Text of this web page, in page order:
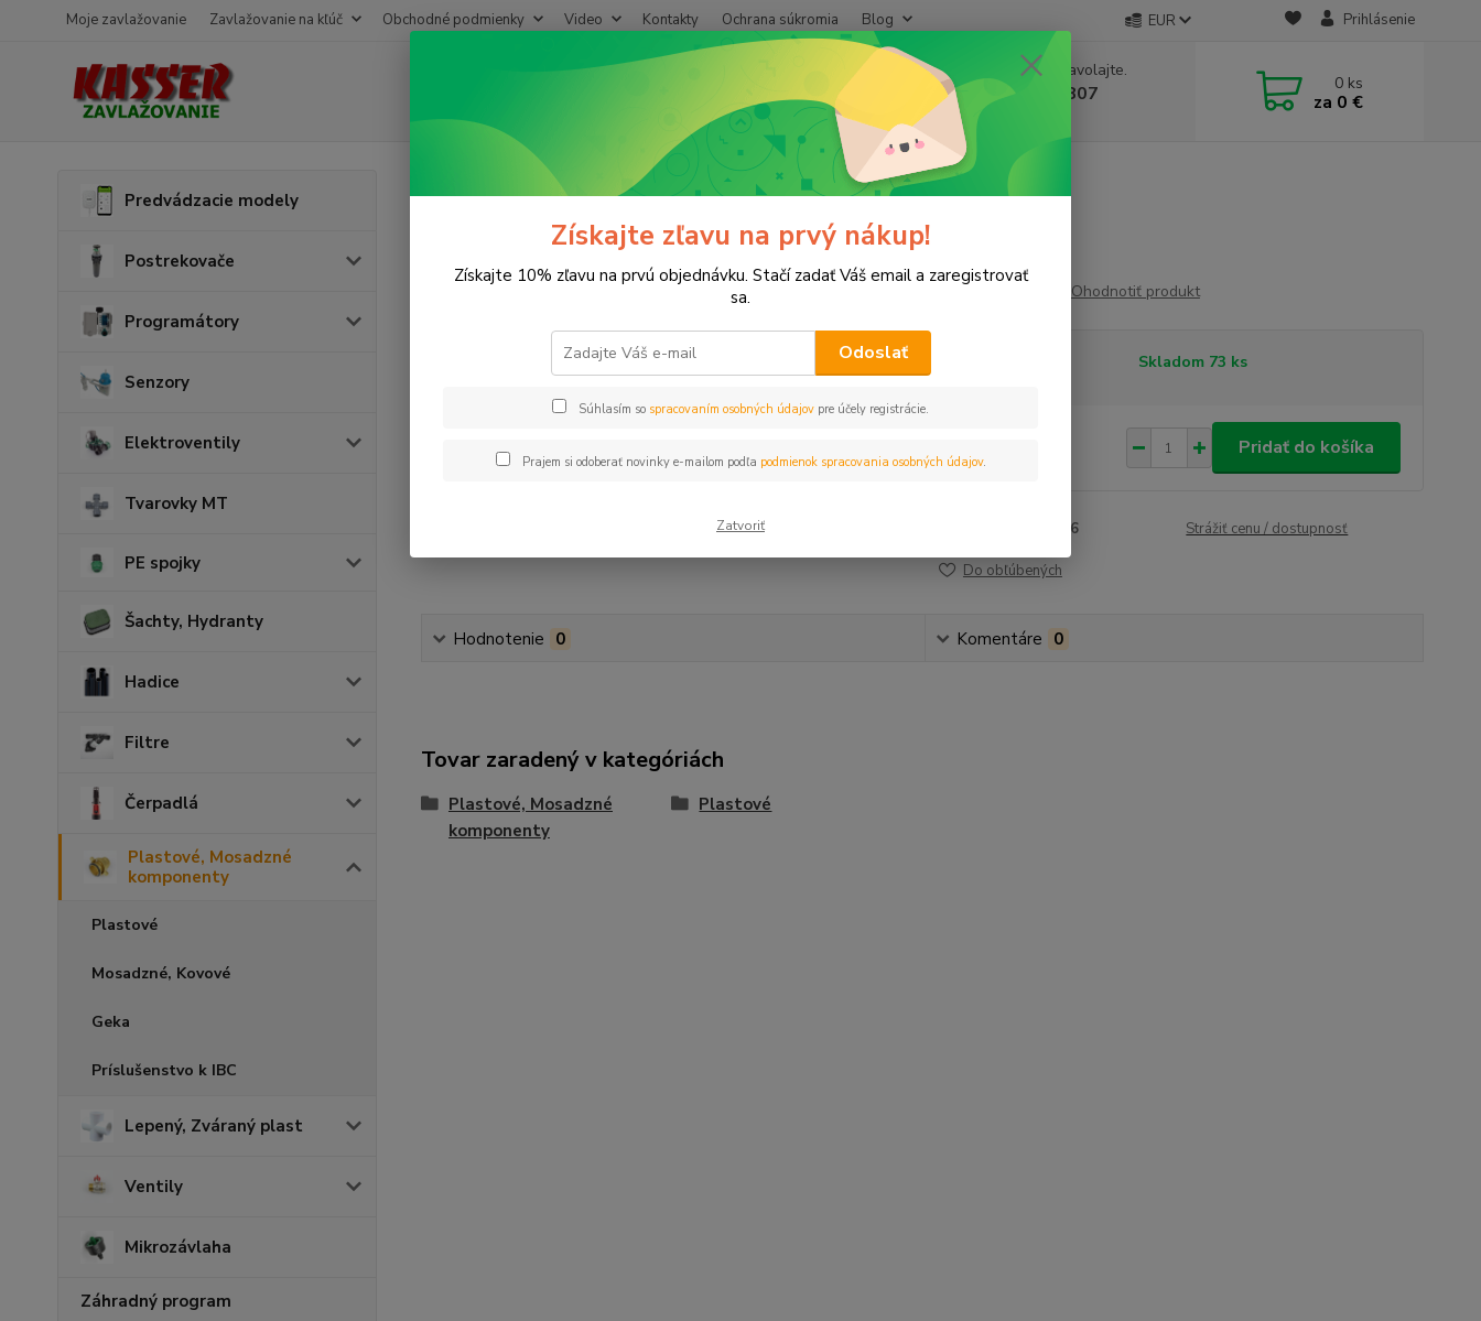
Moje zavlažovanie Zavlažovanie na kľúč Obchodné podmienky Video Kontakty Ochrana súkromia Blog EUR Prihlásenie
Neviete si rady? Zavolajte.
+421 911 131 807
(Po-Pia, 8-17 hod.)
0 ks
za 0 €
Predvádzacie modely
Postrekovače
Programátory
Senzory
Elektroventily
Tvarovky MT
PE spojky
Šachty, Hydranty
Hadice
Filtre
Čerpadlá
Plastové, Mosadzné
komponenty
Plastové
Mosadzné, Kovové
Geka
Príslušenstvo k IBC
Lepený, Zváraný plast
Ventily
Mikrozávlaha
Záhradný program
Plastové, Mosadzné komponenty Záslepka 1/2" vnz s OR krúžkom
Záslepka 1/2" vnz s OR krúžkom
Ohodnotiť produkt
Skladom 73 ks
1,62 €
Pridať do košíka
2206 Strážiť cenu / dostupnosť
Do obľúbených
Hodnotenie 0 Komentáre 0
Tovar zaradený v kategóriách
Plastové, Mosadzné
komponenty
Plastové
Získajte zľavu na prvý nákup!
Získajte 10% zľavu na prvú objednávku. Stačí zadať Váš email a zaregistrovať
sa.
Odoslať
Súhlasím so spracovaním osobných údajov pre účely registrácie.
Prajem si odoberať novinky e-mailom podľa podmienok spracovania osobných údajov.
Zatvoriť